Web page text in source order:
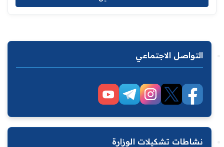
التواصل الاجتماعي
نشاطات تشكيلات الوزارة